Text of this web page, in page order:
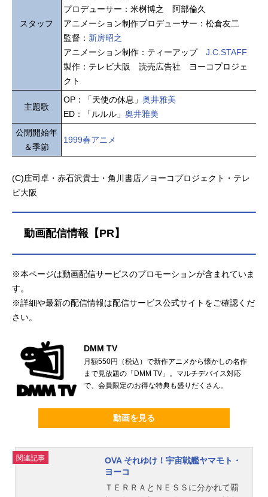
スタッフ
プロデューサー：米桝博之 阿部倫久
アニメーション制作プロデューサー：松倉友二
監督： 新房昭之
アニメーション制作：ティーアップ J.C.STAFF
製作：テレビ大阪 読売広告社 ヨーコプロジェ
クト
主題歌
OP：「天使の休息」 奥井雅美
ED：「ルルル」 奥井雅美
公開開始年
＆季節
1999春アニメ
(C)庄司卓・赤石沢貴士・角川書店／ヨーコプロジェクト・テレ
ビ大阪
動画配信情報【PR】
※本ページは動画配信サービスのプロモーションが含まれていま
す。
※詳細や最新の配信情報は配信サービス公式サイトをご確認くだ
さい。
DMM TV
月額550円（税込）で新作アニメから懐かしの名作
まで見放題の「DMM TV」。マルチデバイス対応
で、会員限定のお得な特典も盛りだくさん。
動画を見る
関連記事
OVA それゆけ！宇宙戦艦ヤマモト・
ヨーコ
ＴＥＲＲＡとＮＥＳＳに分かれて覇